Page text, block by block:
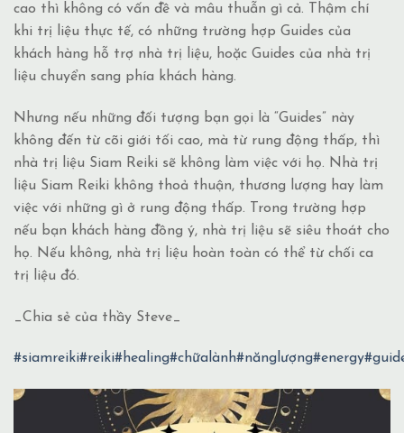
cao thì không có vấn đề và mâu thuẫn gì cả. Thậm chí
khi trị liệu thực tế, có những trường hợp Guides của
khách hàng hỗ trợ nhà trị liệu, hoặc Guides của nhà trị
liệu chuyển sang phía khách hàng.
Nhưng nếu những đối tượng bạn gọi là “Guides” này
không đến từ cõi giới tối cao, mà từ rung động thấp, thì
nhà trị liệu Siam Reiki sẽ không làm việc với họ. Nhà trị
liệu Siam Reiki không thoả thuận, thương lượng hay làm
việc với những gì ở rung động thấp. Trong trường hợp
nếu bạn khách hàng đồng ý, nhà trị liệu sẽ siêu thoát cho
họ. Nếu không, nhà trị liệu hoàn toàn có thể từ chối ca
trị liệu đó.
_Chia sẻ của thầy Steve_
#siamreiki#reiki#healing#chữalành#nănglượng#energy